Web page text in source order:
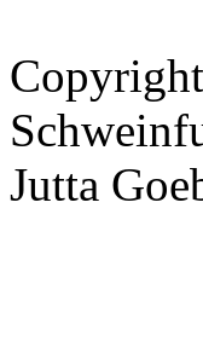
Jutta